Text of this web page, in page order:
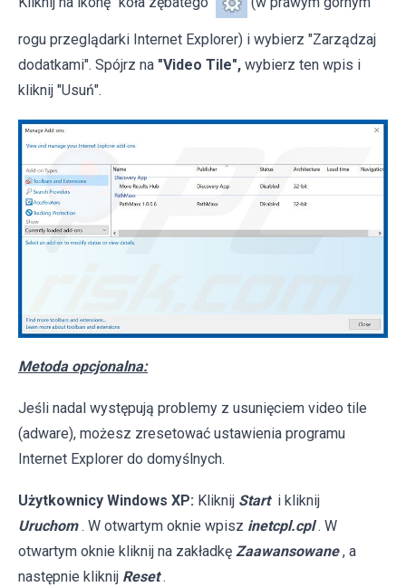
rogu przeglądarki Internet Explorer) i wybierz "Zarządzaj
dodatkami". Spójrz na "Video Tile", wybierz ten wpis i
kliknij "Usuń".
Metoda opcjonalna:
Jeśli nadal występują problemy z usunięciem video tile
(adware), możesz zresetować ustawienia programu
Internet Explorer do domyślnych.
Użytkownicy Windows XP: Kliknij Start i kliknij
Uruchom . W otwartym oknie wpisz inetcpl.cpl . W
otwartym oknie kliknij na zakładkę Zaawansowane , a
następnie kliknij Reset .